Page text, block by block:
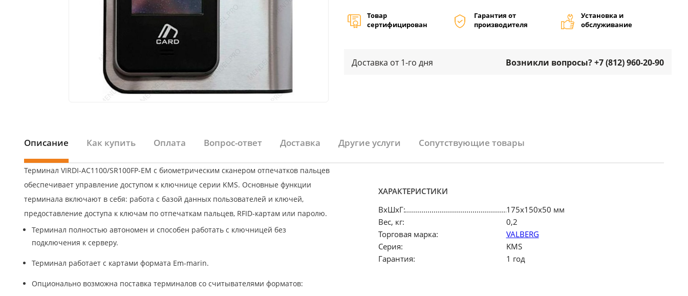
Товар
сертифицирован
Гарантия от
производителя
Установка и
обслуживание
Доставка от 1-го дня Возникли вопросы? +7 (812) 960-20-90
Описание Как купить Оплата Вопрос-ответ Доставка Другие услуги Сопутствующие товары
Терминал VIRDI-AC1100/SR100FP-EM с биометрическим сканером отпечатков пальцев
обеспечивает управление доступом к ключнице серии KMS. Основные функции
терминала включают в себя: работа с базой данных пользователей и ключей,
предоставление доступа к ключам по отпечаткам пальцев, RFID-картам или паролю.
Терминал полностью автономен и способен работать с ключницей без
подключения к серверу.
Терминал работает с картами формата Em-marin.
Опционально возможна поставка терминалов со считывателями форматов:
ХАРАКТЕРИСТИКИ
ВхШхГ:
175х150х50 мм
Вес, кг:
0,2
Торговая марка:
VALBERG
Серия:
KMS
Гарантия:
1 год